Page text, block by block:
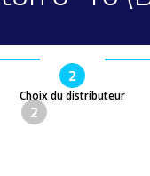
2
Choix du distributeur
2